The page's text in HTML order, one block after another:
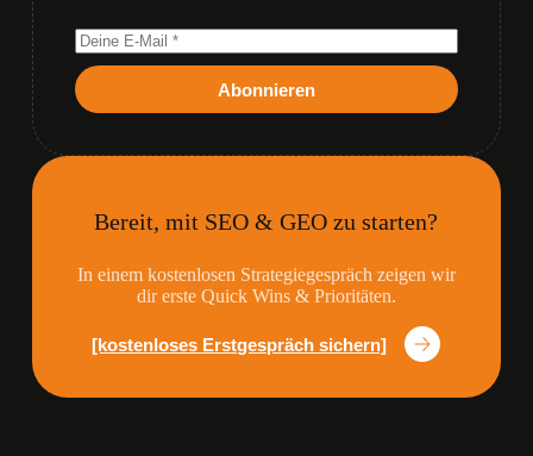
Abonnieren
Bereit, mit SEO & GEO zu starten?
In einem kostenlosen Strategiegespräch zeigen wir
dir erste Quick Wins & Prioritäten.
[kostenloses Erstgespräch sichern]